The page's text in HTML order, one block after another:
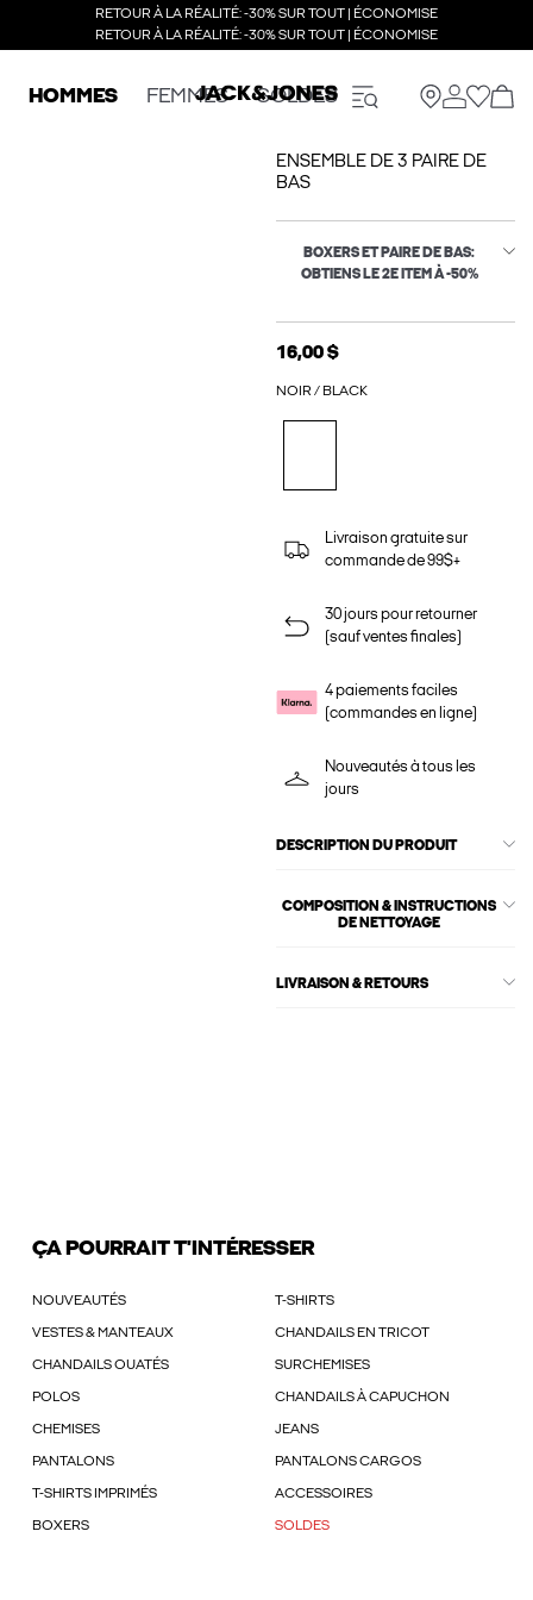
RETOUR À LA RÉALITÉ: -30% SUR TOUT | ÉCONOMISE
RETOUR À LA RÉALITÉ: -30% SUR TOUT | ÉCONOMISE
HOMMES FEMMES SOLDES
ENSEMBLE DE 3 PAIRE DE
BAS
BOXERS ET PAIRE DE BAS:
OBTIENS LE 2E ITEM À -50%
16,00 $
NOIR / BLACK
Livraison gratuite sur
commande de 99$+
30 jours pour retourner
(sauf ventes finales)
4 paiements faciles
(commandes en ligne)
Nouveautés à tous les
jours
DESCRIPTION DU PRODUIT
COMPOSITION & INSTRUCTIONS
DE NETTOYAGE
LIVRAISON & RETOURS
ÇA POURRAIT T'INTÉRESSER
NOUVEAUTÉS T-SHIRTS
VESTES & MANTEAUX CHANDAILS EN TRICOT
CHANDAILS OUATÉS SURCHEMISES
POLOS CHANDAILS À CAPUCHON
CHEMISES JEANS
PANTALONS PANTALONS CARGOS
T-SHIRTS IMPRIMÉS ACCESSOIRES
BOXERS SOLDES